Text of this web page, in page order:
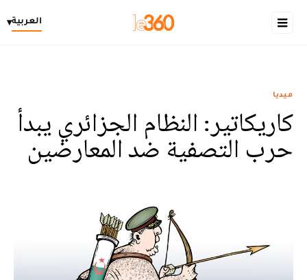
العربية▾
ميديا
كاريكاتير: النظام الجزائري يبدأ
حرب التصفية ضد المعارضين